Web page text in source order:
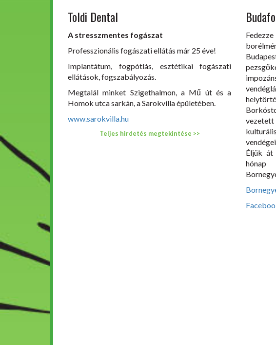
Toldi Dental
A stresszmentes fogászat
Professzionális fogászati ellátás már 25 éve!
Implantátum, fogpótlás, esztétikai fogászati
ellátások, fogszabályozás.
Megtalál minket Szigethalmon, a Mű út és a
Homok utca sarkán, a Sarokvilla épületében.
www.sarokvilla.hu
Teljes hirdetés megtekintése >>
Éljük át